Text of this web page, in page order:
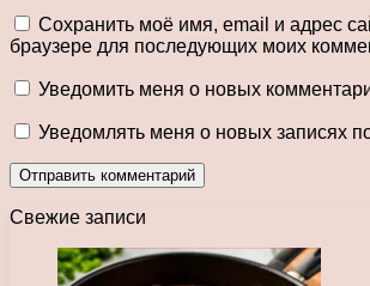
Сохранить моё имя, email и адрес
браузере для последующих моих
Уведомить меня о новых
Уведомлять меня о новых записях
Свежие записи